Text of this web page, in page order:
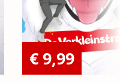
€ 9,99